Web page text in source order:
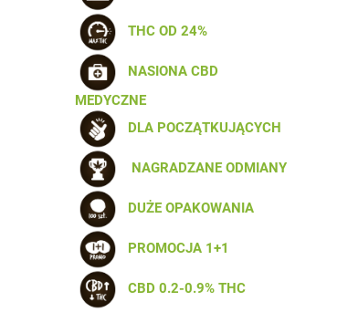
THC OD 24%
NASIONA CBD
MEDYCZNE
DLA POCZĄTKUJĄCYCH
NAGRADZANE ODMIANY
DUŻE OPAKOWANIA
PROMOCJA 1+1
CBD 0.2-0.9% THC